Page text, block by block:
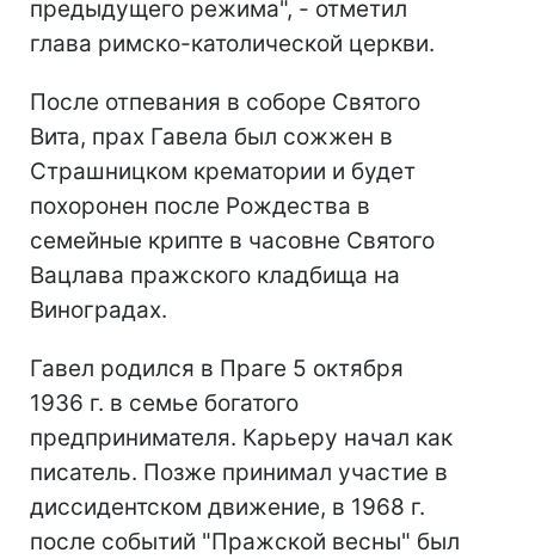
предыдущего режима", - отметил
глава римско-католической церкви.
После отпевания в соборе Святого
Вита, прах Гавела был сожжен в
Страшницком крематории и будет
похоронен после Рождества в
семейные крипте в часовне Святого
Вацлава пражского кладбища на
Виноградах.
Гавел родился в Праге 5 октября
1936 г. в семье богатого
предпринимателя. Карьеру начал как
писатель. Позже принимал участие в
диссидентском движение, в 1968 г.
после событий "Пражской весны" был